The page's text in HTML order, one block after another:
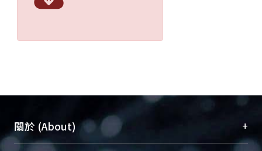
關於 (About) +